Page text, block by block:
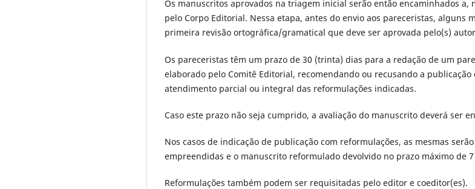
Os manuscritos aprovados na triagem inicial serão então encaminhados
pelo Corpo Editorial. Nessa etapa, antes do envio aos pareceristas, alguns
primeira revisão ortográfica/gramatical que deve ser aprovada pelo(s)
Os pareceristas têm um prazo de 30 (trinta) dias para a redação de um
elaborado pelo Comitê Editorial, recomendando ou recusando a
atendimento parcial ou integral das reformulações indicadas.
Caso este prazo não seja cumprido, a avaliação do manuscrito deverá ser
Nos casos de indicação de publicação com reformulações, as mesmas
empreendidas e o manuscrito reformulado devolvido no prazo máximo de
Reformulações também podem ser requisitadas pelo editor e coeditor(es).